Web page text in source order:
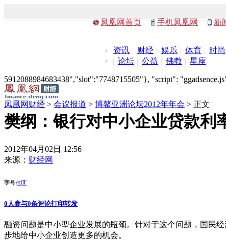
凤凰网首页 手机凤凰网 新
资讯 财经 娱乐 体育 时尚
论坛
公益 佛教 星座
5912088984683438","slot":"7748715505"}, "script":
凤凰网财经 > 会议报道 > 博鳌亚洲论坛2012年年会 > 正文
樊纲：银行对中小企业贷款利
2012年04月02日 12:56
来源： 财经网
字号:T|T
0 人参与0条评论打印转发
融资问题是中小型企业发展的瓶颈。针对于这个问题，国民经
步地给中小企业创造更多的机会。